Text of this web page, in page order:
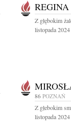
Z głębokim
listopada
86 POZNAŃ
Z głebokim
listopada